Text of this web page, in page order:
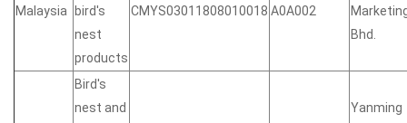
Malaysia
bird's
nest
products
CMYS03011808010018 A0A002
Bhd.
Bird's
nest and
Yanming